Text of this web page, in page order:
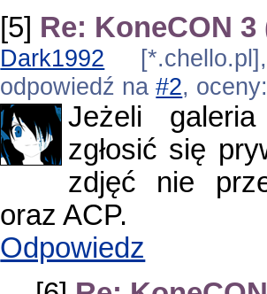
[5] Re: KoneCON 3
Dark1992
odpowiedź na#2,
Jeżeli
zgłosić się
zdjęć nie
oraz ACP.
Odpowiedz